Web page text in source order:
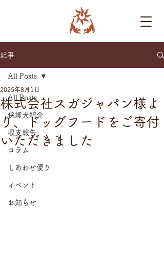
記事
All Posts
保護犬紹介
収支報告
コラム
しあわせ便り
イベント
お知らせ
All Posts
株式会社スガジャパン様よ
り、ドッグフードをご寄付
いただきました
2025年8月1日